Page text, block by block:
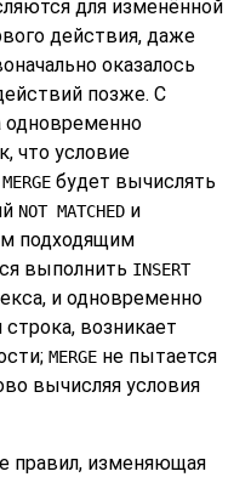
для изменённой
действия, даже
оказалось
позже. С
одновременно
что условие
MERGE будет вычислять
NOT MATCHED и
подходящим
выполнить INSERT
и одновременно
возникает
MERGE не пытается
вычисляя условия
правил, изменяющая